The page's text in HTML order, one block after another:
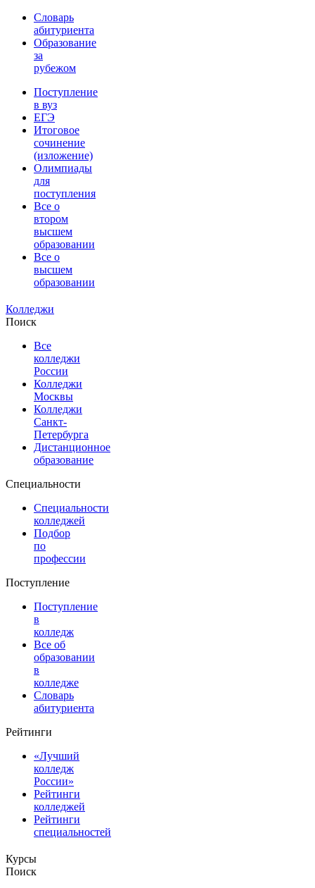
Словарь
абитуриента
Образование
за
рубежом
Поступление
в вуз
ЕГЭ
Итоговое
сочинение
(изложение)
Олимпиады
для
поступления
Все о
втором
высшем
образовании
Все о
высшем
образовании
Колледжи
Поиск
Все
колледжи
России
Колледжи
Москвы
Колледжи
Санкт-
Петербурга
Дистанционное
образование
Специальности
Специальности
колледжей
Подбор
по
профессии
Поступление
Поступление
в
колледж
Все об
образовании
в
колледже
Словарь
абитуриента
Рейтинги
«Лучший
колледж
России»
Рейтинги
колледжей
Рейтинги
специальностей
Курсы
Поиск